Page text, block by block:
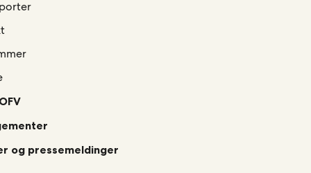
og pressemeldinger